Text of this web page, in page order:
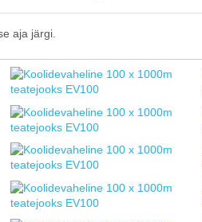
aja järgi.